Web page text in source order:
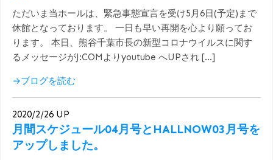
ただいま当ホールは、緊急事態宣言を受け5月6日(予定)まで
休館となっております。 一日も早い再開を心より願ってお
ります。 本日、熊谷千葉市長の新型コロナウイルスに関す
るメッセージがJ:COMよりyoutube へUPされ […]
→ブログを読む
2020/2/26 UP
月間スケジュール04月号とHALLNOW03月号を
アップしました。